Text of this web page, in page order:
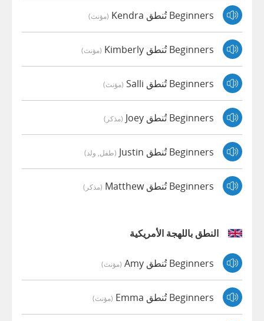
Beginners تُنطق Kendra (مؤنث)
Beginners تُنطق Kimberly (مؤنث)
Beginners تُنطق Salli (مؤنث)
Beginners تُنطق Joey (مذكر)
Beginners تُنطق Justin (طفل, ولد)
Beginners تُنطق Matthew (مذكر)
النطق باللهجة الأمريكية
Beginners تُنطق Amy (مؤنث)
Beginners تُنطق Emma (مؤنث)